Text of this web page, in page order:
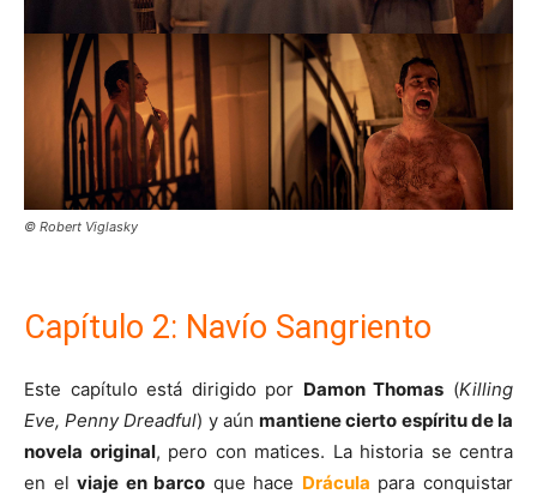
© Robert Viglasky
Capítulo 2: Navío Sangriento
Este capítulo está dirigido por Damon Thomas (Killing
Eve, Penny Dreadful) y aúnmantiene cierto espíritu de la
novela original, pero con matices. La historia se centra
en elviaje en barco que hace Drácula para conquistar